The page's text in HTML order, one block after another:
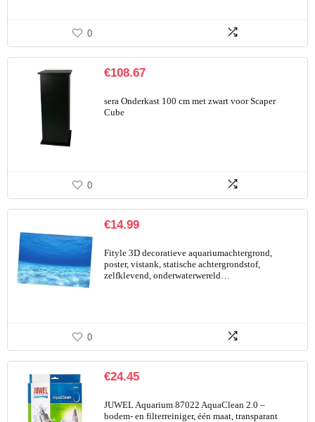
0
€108.67
sera Onderkast 100 cm met zwart voor Scaper
Cube
0
€14.99
Fityle 3D decoratieve aquariumachtergrond,
poster, vistank, statische achtergrondstof,
zelfklevend, onderwaterwereld…
0
€24.45
JUWEL Aquarium 87022 AquaClean 2.0 –
bodem- en filterreiniger, één maat, transparant